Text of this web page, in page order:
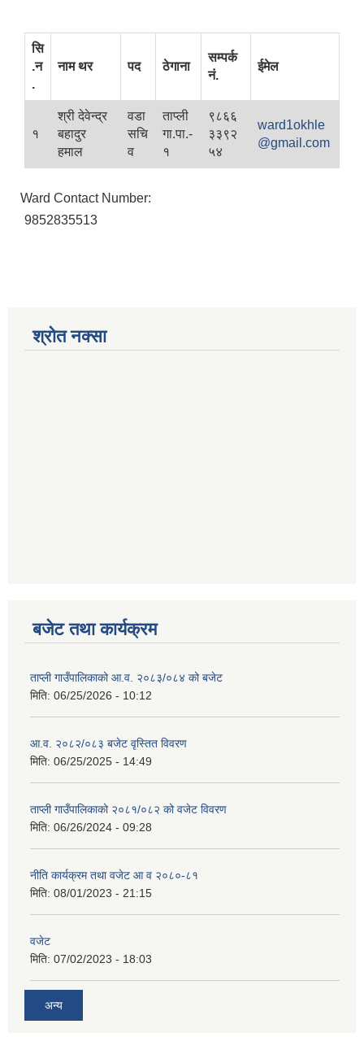
सि
.न
.
नाम थर पद ठेगाना
सम्पर्क
नं.
ईमेल
१
श्री देवेन्द्र
बहादुर
हमाल
वडा
सचि
व
ताप्ली
गा.पा.-
१
९८६६
३३९२
५४
ward1okhle
@gmail.com
Ward Contact Number:
9852835513
श्रोत नक्सा
बजेट तथा कार्यक्रम
ताप्ली गाउँपालिकाको आ.व. २०८३/०८४ को बजेट
मिति: 06/25/2026 - 10:12
आ.व. २०८२/०८३ बजेट वृस्तित विवरण
मिति: 06/25/2025 - 14:49
ताप्ली गाउँपालिकाको २०८१/०८२ को वजेट विवरण
मिति: 06/26/2024 - 09:28
नीति कार्यक्रम तथा वजेट आ व २०८०-८१
मिति: 08/01/2023 - 21:15
वजेट
मिति: 07/02/2023 - 18:03
अन्य